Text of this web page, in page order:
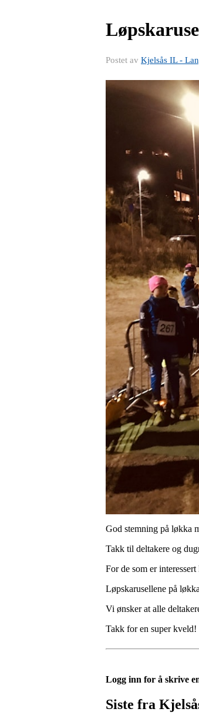
Postet av Kjelsås IL -
God stemning på løkka
Takk til deltakere og
For de som er
Løpskarusellene på
Vi ønsker at alle
Takk for en super kveld!
Logg inn for å skrive
Siste fra